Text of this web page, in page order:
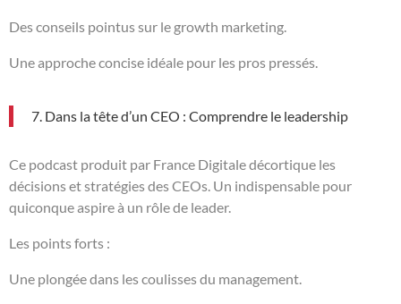
Des conseils pointus sur le growth marketing.
Une approche concise idéale pour les pros pressés.
7. Dans la tête d’un CEO : Comprendre le leadership
Ce podcast produit par France Digitale décortique les
décisions et stratégies des CEOs. Un indispensable pour
quiconque aspire à un rôle de leader.
Les points forts :
Une plongée dans les coulisses du management.